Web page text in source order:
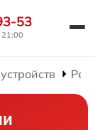
53
21:00